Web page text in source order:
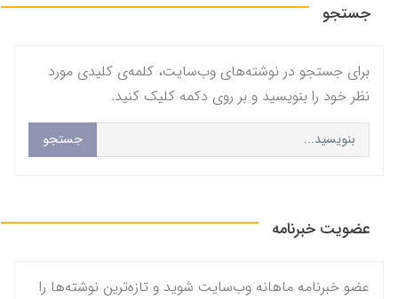
جستجو
برای جستجو در نوشته‌های وب‌سایت، کلمه‌ی کلیدی مورد
نظر خود را بنویسید و بر روی دکمه کلیک کنید.
جستجو
عضویت خبرنامه
عضو خبرنامه ماهانه وب‌سایت شوید و تازه‌ترین نوشته‌ها را